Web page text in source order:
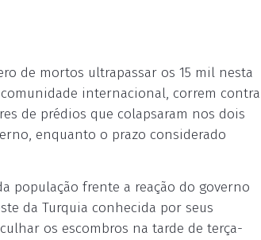
de mortos ultrapassar os 15 mil nesta
internacional, correm contra
de prédios que colapsaram nos dois
enquanto o prazo considerado
população frente a reação do governo
da Turquia conhecida por seus
os escombros na tarde de terça-